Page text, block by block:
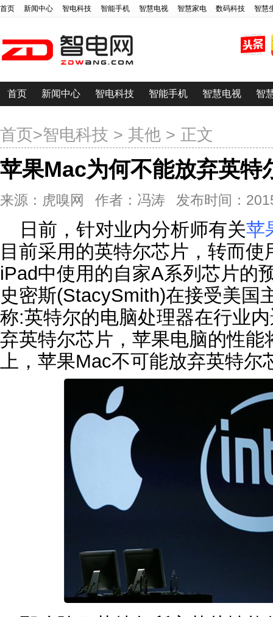
首页 新闻中心 智电科技 智能手机 智慧电视 智慧家电 数码科技 智慧
首页 新闻中心 智电科技 智能手机 智慧电视 智
首页>智电科技 > 其他 > 正文
苹果Mac为何不能放弃英特
来源：虎嗅网 作者：冯涛 发布时间：
日前，针对业内分析师有关苹
目前采用的英特尔芯片，转而使
iPad中使用的自家A系列芯片的
史密斯(StacySmith)在接受美国
称:英特尔的电脑处理器在行业
弃英特尔芯片，苹果电脑的性
上，苹果Mac不可能放弃英特尔